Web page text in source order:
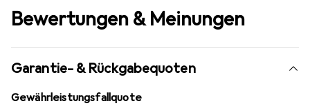
Bewertungen & Meinungen
Garantie- & Rückgabequoten
Gewährleistungsfallquote